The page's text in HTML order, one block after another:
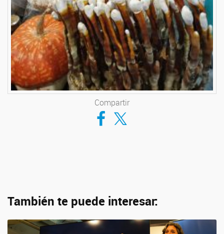
Compartir
Compartir en Facebook
Compartir en Twitter
También te puede interesar: